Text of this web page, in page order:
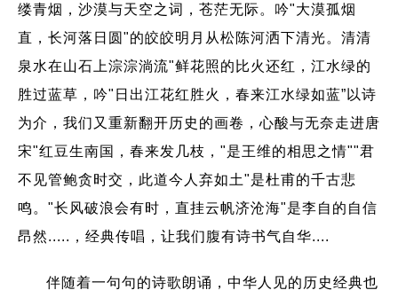
缕青烟，沙漠与天空之词，苍茫无际。吟"大漠孤烟
直，长河落日圆"的皎皎明月从松陈河洒下清光。清清
泉水在山石上淙淙淌流"鲜花照的比火还红，江水绿的
胜过蓝草，吟"日出江花红胜火，春来江水绿如蓝”以诗
为介，我们又重新翻开历史的画卷，心酸与无奈走进唐
宋"红豆生南国，春来发几枝，"是王维的相思之情""君
不见管鲍贪时交，此道今人弃如土"是杜甫的千古悲
鸣。"长风破浪会有时，直挂云帆济沧海"是李自的自信
昂然.....，经典传唱，让我们腹有诗书气自华....
伴随着一句句的诗歌朗诵，中华人见的历史经典也